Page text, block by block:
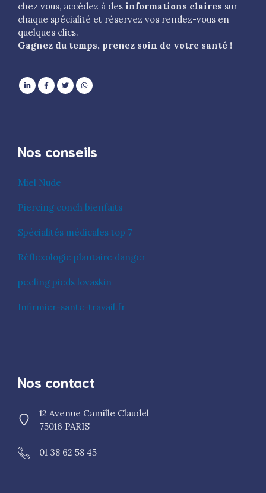
chez vous, accédez à des informations claires sur
chaque spécialité et réservez vos rendez-vous en
quelques clics.
Gagnez du temps, prenez soin de votre santé !
Nos conseils
Miel Nude
Piercing conch bienfaits
Spécialités médicales top 7
Réflexologie plantaire danger
peeling pieds lovaskin
Infirmier-sante-travail.fr
Nos contact
12 Avenue Camille Claudel
75016 PARIS
01 38 62 58 45